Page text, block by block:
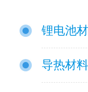
锂电池
导热材料